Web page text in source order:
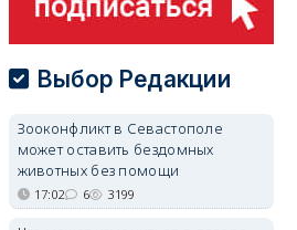
туризм
Двух москвичей на
сапбордах унесло от берега
Крыма на километр в море
Выбор Редакции
Зооконфликт в Севастополе
может оставить бездомных
животных без помощи
17:02 6 3199